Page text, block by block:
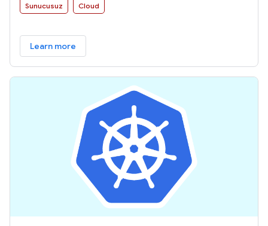
Sunucusuz Cloud
Learn more